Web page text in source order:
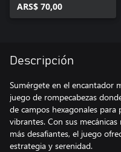
ARS$ 70,00
Descripción
Sumérgete en el encantador
juego de rompecabezas
de campos hexagonales
vibrantes. Con sus
más desafiantes, el juego
estrategia y serenidad.